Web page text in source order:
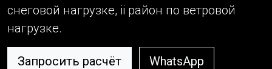
снеговой нагрузке, ii район по ветровой
нагрузке.
Запросить расчёт WhatsApp